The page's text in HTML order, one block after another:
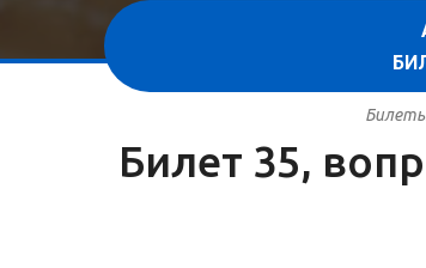
Билет 35,